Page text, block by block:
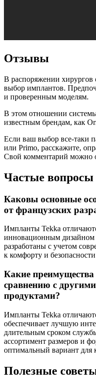
Отзывы
В распоряжении хирургов
выбор имплантов.
и проверенным моделям.
В этом отношении
известным брендам, как
Если ваш выбор все-таки
или Primo, расскажите,
Свой комментарий можно
Частые вопросы
Каковы основные
от французских
Импланты Tekka
инновационным
разработаны с учетом
к комфорту и
Какие
сравнению с
продуктами?
Импланты Tekka
обеспечивает лучшую
длительным сроком
ассортимент размеров и
оптимальный вариант для
Полезные